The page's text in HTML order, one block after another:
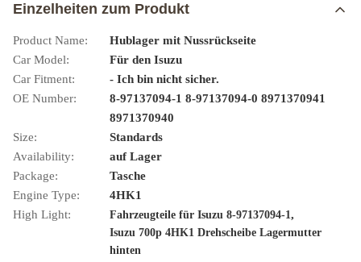
Einzelheiten zum Produkt
Product Name:
Hublager mit Nussrückseite
Car Model:
Für den Isuzu
Car Fitment:
- Ich bin nicht sicher.
OE Number:
8-97137094-1 8-97137094-0 8971370941
8971370940
Size:
Standards
Availability:
auf Lager
Package:
Tasche
Engine Type:
4HK1
High Light:
Fahrzeugteile für Isuzu 8-97137094-1,
Isuzu 700p 4HK1 Drehscheibe Lagermutter
hinten